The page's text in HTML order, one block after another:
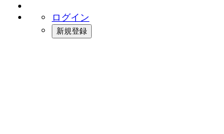
ログイン
新規登録